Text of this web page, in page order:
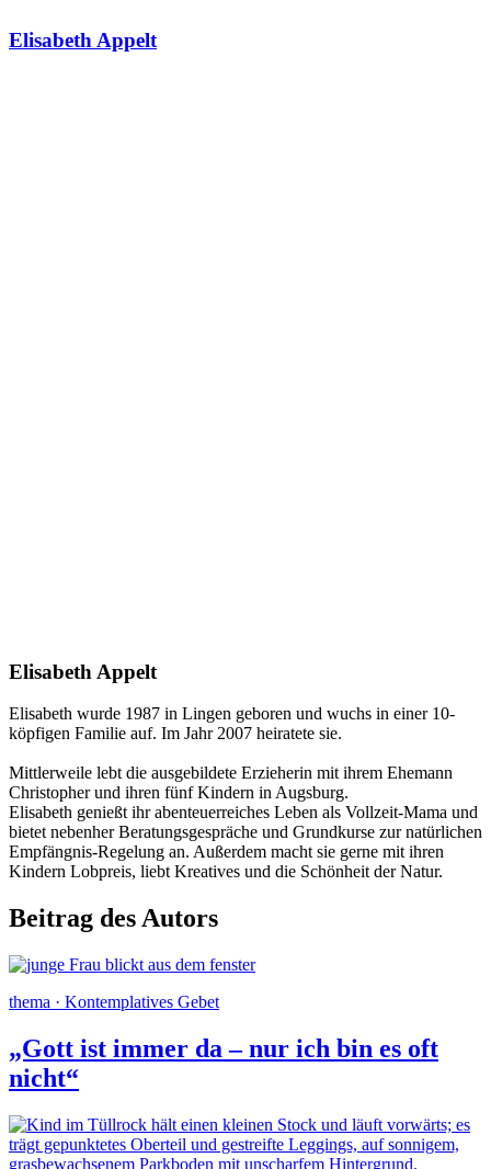
Elisabeth Appelt
Elisabeth Appelt
Elisabeth wurde 1987 in Lingen geboren und wuchs in einer 10-
köpfigen Familie auf. Im Jahr 2007 heiratete sie.
Mittlerweile lebt die ausgebildete Erzieherin mit ihrem Ehemann
Christopher und ihren fünf Kindern in Augsburg.
Elisabeth genießt ihr abenteuerreiches Leben als Vollzeit-Mama und
bietet nebenher Beratungsgespräche und Grundkurse zur natürlichen
Empfängnis-Regelung an. Außerdem macht sie gerne mit ihren
Kindern Lobpreis, liebt Kreatives und die Schönheit der Natur.
Beitrag des Autors
thema · Kontemplatives Gebet
„Gott ist immer da – nur ich bin es oft
nicht“